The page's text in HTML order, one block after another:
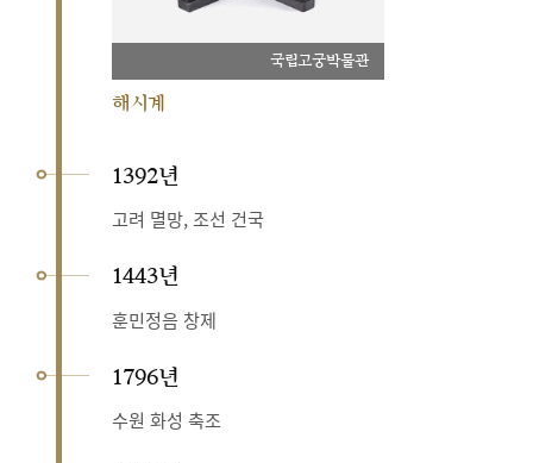
국립고궁박물관
해시계
1392년
고려 멸망, 조선 건국
1443년
훈민정음 창제
1796년
수원 화성 축조